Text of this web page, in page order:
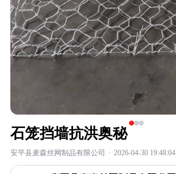
石笼挡墙抗洪奥秘
安平县麦森丝网制品有限公司 · 2026-04-30 19:48:04